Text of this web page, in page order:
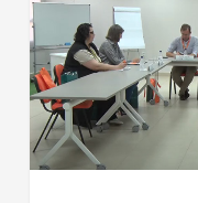
para
chegar
mais
perto
da
comunidade
Oeste
Paulista
lança
treinamento
completo
sobre